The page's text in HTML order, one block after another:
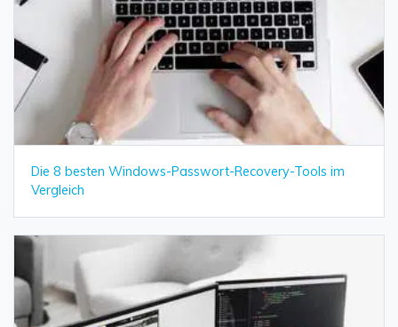
Die 8 besten Windows-Passwort-Recovery-Tools im
Vergleich
Daten online wiederherstellen
Verlorene Daten? Jetzt online wiederherstellen!
öffnen